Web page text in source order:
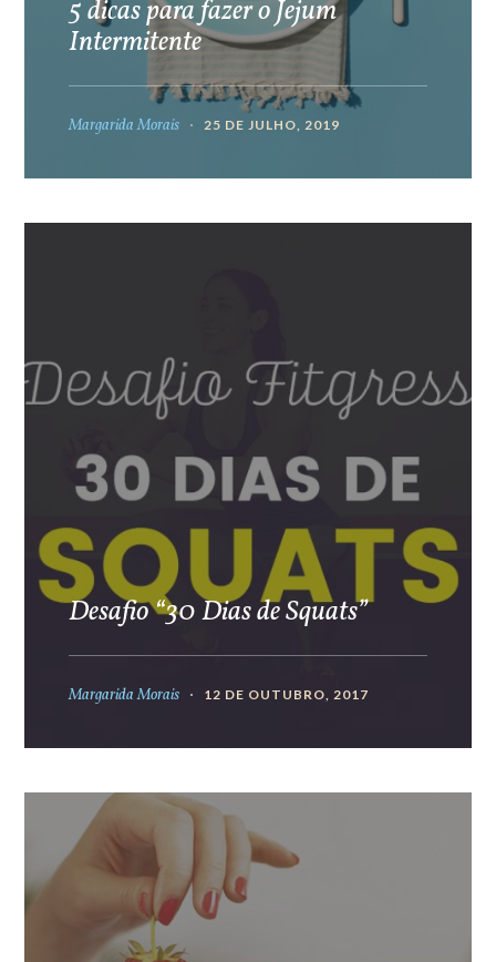
5 dicas para fazer o Jejum
Intermitente
Margarida Morais 25 DE JULHO, 2019
Desafio “30 Dias de Squats”
Margarida Morais 12 DE OUTUBRO, 2017